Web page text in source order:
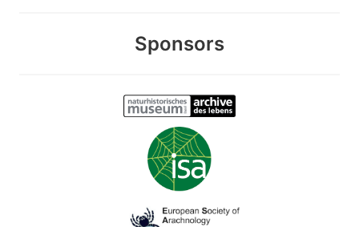
Sponsors